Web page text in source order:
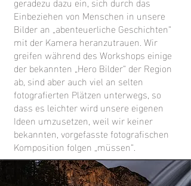
Einbeziehen von Menschen in unsere
Bilder an „abenteuerliche Geschichten“
mit der Kamera heranzutrauen. Wir
greifen während des Workshops einige
der bekannten „Hero Bilder“ der Region
ab, sind aber auch viel an selten
fotografierten Plätzen unterwegs, so
dass es leichter wird unsere eigenen
Ideen umzusetzen, weil wir keiner
bekannten, vorgefasste fotografischen
Komposition folgen „müssen“.